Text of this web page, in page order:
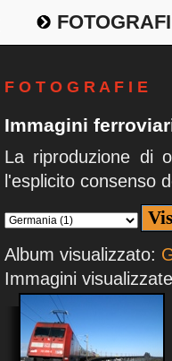
F O T O G R A F I E
Immagini
La riproduzione di
l'esplicito consenso
Album visualizzato:
Immagini